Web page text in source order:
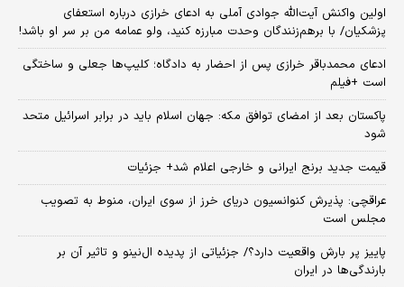
اولین واکنش آیت‌الله جوادی آملی به ادعای خرازی درباره استعفای
پزشکیان/ با برهم‌زنندگان وحدت مبارزه کنید، ولو عمامه من بر سر او باشد!
ادعای محمدباقر خرازی پس از احضار به دادگاه؛ کلیپ‌ها جعلی و ساختگی
است +فیلم
پاکستان بعد از امضای توافق مکه: جهان اسلام باید در برابر اسرائیل متحد
شود
قیمت جدید برنج ایرانی و خارجی اعلام شد+ جزئیات
عراقچی: پذیرش کنوانسیون دریای خرز از سوی ایران، منوط به تصویب
مجلس است
پاییز پر بارش واقعیت دارد؟/ جزئیاتی از پدیده ال‌نینو و تاثیر آن بر
بارندگی‌ها در ایران